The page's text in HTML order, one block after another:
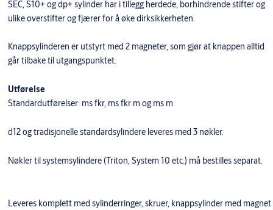
SEC, S10+ og dp+ sylinder har i tillegg herdede, borhindrende stifter og
ulike overstifter og fjærer for å øke dirksikkerheten.
Knappsylinderen er utstyrt med 2 magneter, som gjør at knappen alltid
går tilbake til utgangspunktet.
Utførelse
Standardutførelser: ms fkr, ms fkr m og ms m
d12 og tradisjonelle standardsylindere leveres med 3 nøkler.
Nøkler til systemsylindere (Triton, System 10 etc.) må bestilles separat.
Leveres komplett med sylinderringer, skruer, knappsylinder med magnet